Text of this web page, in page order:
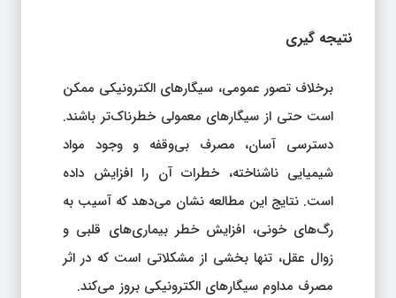
نتیجه‌ گیری
برخلاف تصور عمومی، سیگارهای الکترونیکی ممکن
است حتی از سیگارهای معمولی خطرناک‌تر باشند.
دسترسی آسان، مصرف بی‌وقفه و وجود مواد
شیمیایی ناشناخته، خطرات آن را افزایش داده
است. نتایج این مطالعه نشان می‌دهد که آسیب به
رگ‌های خونی، افزایش خطر بیماری‌های قلبی و
زوال عقل، تنها بخشی از مشکلاتی است که در اثر
مصرف مداوم سیگارهای الکترونیکی بروز می‌کند.